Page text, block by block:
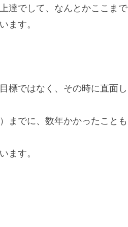
達でして、なんとかここまで
ます。
標ではなく、その時に直面し
までに、数年かかったことも
ます。